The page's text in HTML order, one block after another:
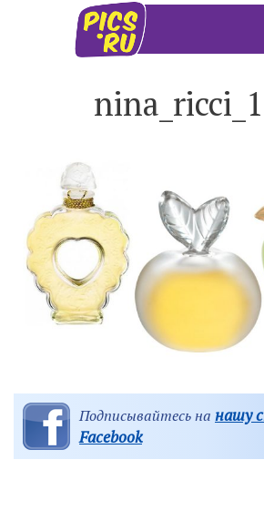
Подписывайтесь на нашу
Facebook